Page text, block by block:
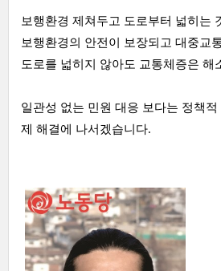
보행환경 제쳐두고 도로부터 넓히는
보행환경의 안전이 보장되고 대중교
도로를 넓히지 않아도 교통체증은 해
일관성 없는 민원 대응 보다는 정책
제 해결에 나서겠습니다.